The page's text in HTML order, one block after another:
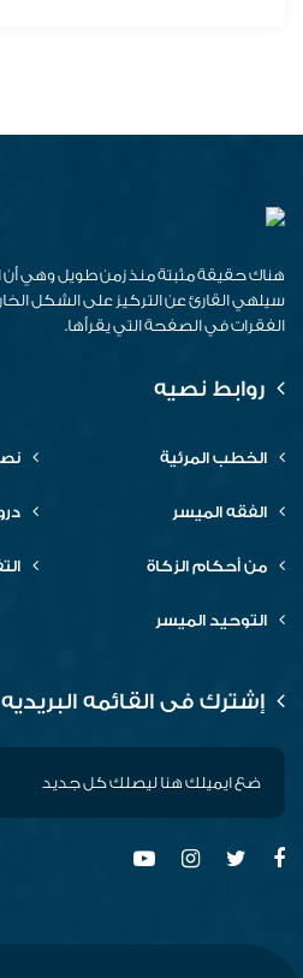
هناك حقيقة مثبتة منذ زمن طويل وهي أن
سيلهي القارئ عن التركيز على الشكل
الفقرات في الصفحة التي يقرأها.
روابط نصيه
الخطب المرئية
الفقه الميسر
من أحكام الزكاة
التوحيد الميسر
إشترك فى القائمه البريديه